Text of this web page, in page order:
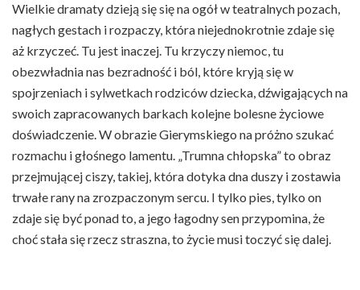
Wielkie dramaty dzieją się się na ogół w teatralnych pozach,
nagłych gestach i rozpaczy, która niejednokrotnie zdaje się
aż krzyczeć. Tu jest inaczej. Tu krzyczy niemoc, tu
obezwładnia nas bezradność i ból, które kryją się w
spojrzeniach i sylwetkach rodziców dziecka, dźwigających na
swoich zapracowanych barkach kolejne bolesne życiowe
doświadczenie. W obrazie Gierymskiego na próżno szukać
rozmachu i głośnego lamentu. „Trumna chłopska” to obraz
przejmującej ciszy, takiej, która dotyka dna duszy i zostawia
trwałe rany na zrozpaczonym sercu. I tylko pies, tylko on
zdaje się być ponad to, a jego łagodny sen przypomina, że
choć stała się rzecz straszna, to życie musi toczyć się dalej.